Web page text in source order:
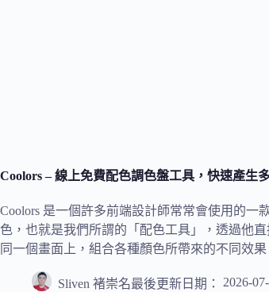
Coolors – 線上免費配色調色盤工具，快速產生
Coolors 是一個許多前端設計師常常會使用的
色，也就是我們所謂的「配色工具」，透過他
同一個畫面上，組合各種顏色所帶來的不同效
Sliven 褚崇名最後更新日期： 2026-